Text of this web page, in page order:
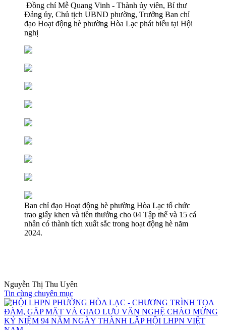
Đồng chí Mễ Quang Vinh - Thành ủy viên, Bí thư
Đảng ủy, Chủ tịch UBND phường, Trưởng Ban chỉ
đạo Hoạt động hè phường Hòa Lạc phát biểu tại Hội
nghị
Ban chỉ đạo Hoạt động hè phường Hòa Lạc tổ chức
trao giấy khen và tiền thưởng cho 04 Tập thể và 15 cá
nhân có thành tích xuất sắc trong hoạt động hè năm
2024.
Nguyễn Thị Thu Uyên
Tin cùng chuyên mục